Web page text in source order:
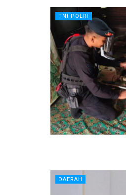
TNI POLRI
DAERAH